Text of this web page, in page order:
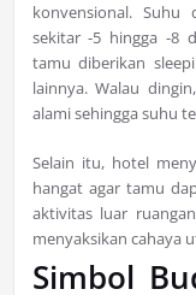
konvensional. Suhu
sekitar -5 hingga -8
tamu diberikan
lainnya. Walau
alami sehingga suhu
Selain itu, hotel
hangat agar tamu
aktivitas luar
menyaksikan cahaya
Simbol